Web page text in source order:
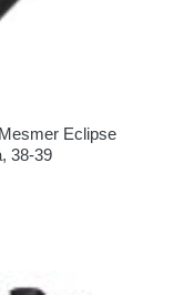
Eclipse
38-39